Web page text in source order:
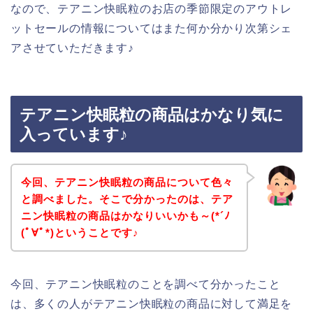
なので、テアニン快眠粒のお店の季節限定のアウトレ
ットセールの情報についてはまた何か分かり次第シェ
アさせていただきます♪
テアニン快眠粒の商品はかなり気に
入っています♪
今回、テアニン快眠粒の商品について色々
と調べました。そこで分かったのは、テア
ニン快眠粒の商品はかなりいいかも～(*´ﾉ
(ﾟ∀ﾟ*)ということです♪
今回、テアニン快眠粒のことを調べて分かったこと
は、多くの人がテアニン快眠粒の商品に対して満足を